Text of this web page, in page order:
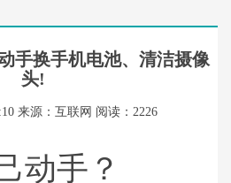
手换手机电池、清洁摄像
头!
来源：互联网 阅读：2226
动手？